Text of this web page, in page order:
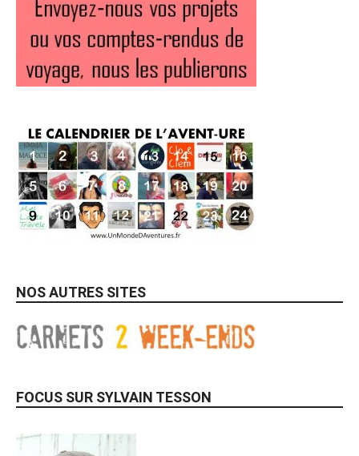
NOS AUTRES SITES
FOCUS SUR SYLVAIN TESSON